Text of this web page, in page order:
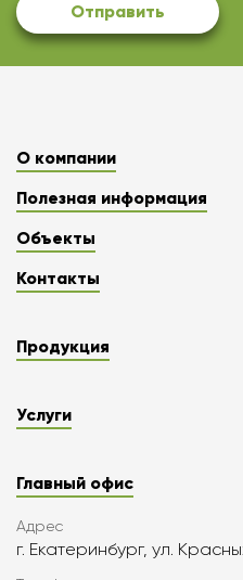
Отправить
О компании
Полезная информация
Объекты
Контакты
Продукция
Услуги
Главный офис
Адрес
г. Екатеринбург, ул.